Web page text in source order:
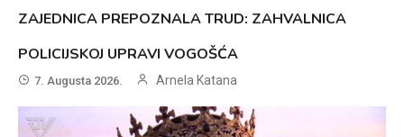
ZAJEDNICA PREPOZNALA TRUD: ZAHVALNICA
POLICIJSKOJ UPRAVI VOGOŠĆA
7. Augusta 2026. Arnela Katana